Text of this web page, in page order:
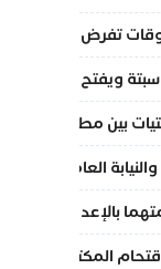
تفرض زيادة
ويفتح ملف
بين مطرقة البحر
المكتب النقابي